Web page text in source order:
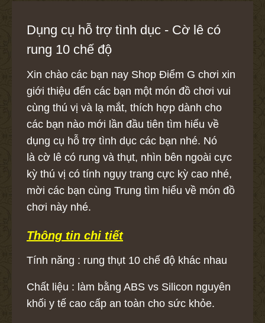
Dụng cụ hỗ trợ tình dục - Cờ lê có
rung 10 chế độ
Xin chào các bạn nay Shop Điểm G chơi xin
giới thiệu đến các bạn một món đồ chơi vui
cùng thú vị và lạ mắt, thích hợp dành cho
các bạn nào mới lần đầu tiên tìm hiểu về
dụng cụ hỗ trợ tình dục các bạn nhé. Nó
là cờ lê có rung và thụt, nhìn bên ngoài cực
kỳ thú vị có tính ngụy trang cực kỳ cao nhé,
mời các bạn cùng Trung tìm hiểu về món đồ
chơi này nhé.
Thông tin chi tiết
Tính năng : rung thụt 10 chế độ khác nhau
Chất liệu : làm bằng ABS vs Silicon nguyên
khối y tế cao cấp an toàn cho sức khỏe.